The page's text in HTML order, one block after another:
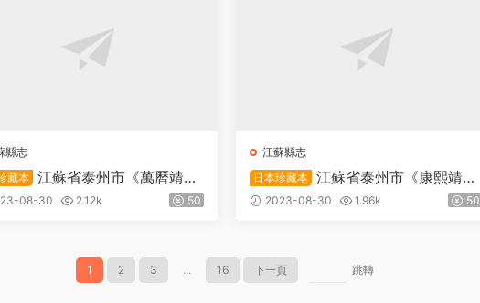
縣志
藏本 江蘇省泰州市《萬曆靖江
十二卷 明 趙應修 朱家楫 劉
08-30 2.12k 50
江蘇縣志
日本珍藏本 江蘇省泰州市《康熙靖江
縣志》十八卷 清 鄭重修 袁元 朱風
2023-08-30 1.96k 50
1 2 3 ... 16 下一頁 跳轉